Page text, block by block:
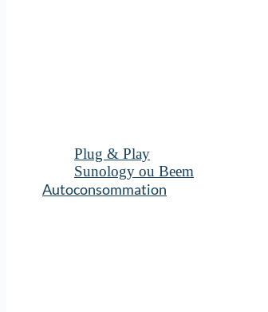
Plug & Play
Sunology ou Beem
Autoconsommation